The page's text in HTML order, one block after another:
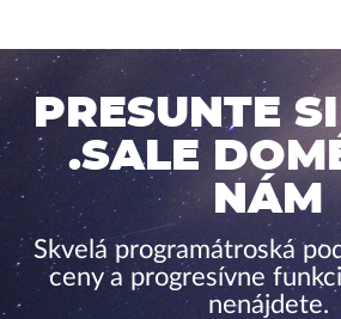
PRESUNTE
.SALE
NÁM
Skvelá programátroská
ceny a progresívne
nenájdete.